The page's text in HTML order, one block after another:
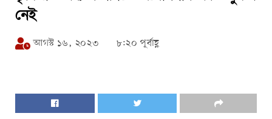
নেই
আগস্ট ১৬, ২০২৩ ৮:২০ পূর্বাহ্ণ